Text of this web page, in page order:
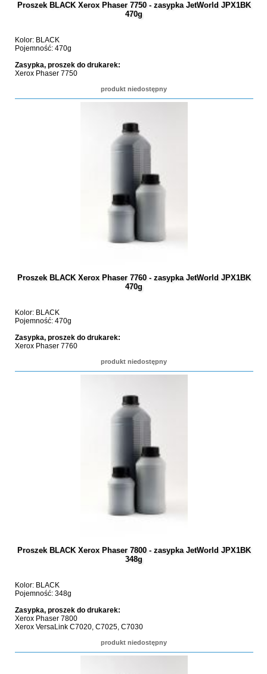
Proszek BLACK Xerox Phaser 7750 - zasypka JetWorld JPX1BK
470g
Kolor: BLACK
Pojemność: 470g
Zasypka, proszek do drukarek:
Xerox Phaser 7750
produkt niedostępny
Proszek BLACK Xerox Phaser 7760 - zasypka JetWorld JPX1BK
470g
Kolor: BLACK
Pojemność: 470g
Zasypka, proszek do drukarek:
Xerox Phaser 7760
produkt niedostępny
Proszek BLACK Xerox Phaser 7800 - zasypka JetWorld JPX1BK
348g
Kolor: BLACK
Pojemność: 348g
Zasypka, proszek do drukarek:
Xerox Phaser 7800
Xerox VersaLink C7020, C7025, C7030
produkt niedostępny